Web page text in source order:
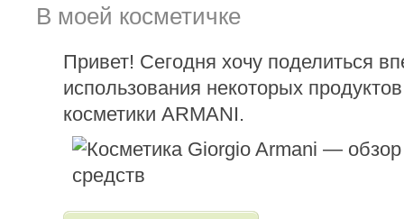
В моей косметичке
Привет! Сегодня хочу поделиться
использования некоторых
косметики ARMANI.